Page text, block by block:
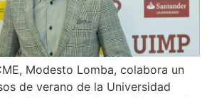
Modesto Lomba, colabora un
de verano de la Universidad